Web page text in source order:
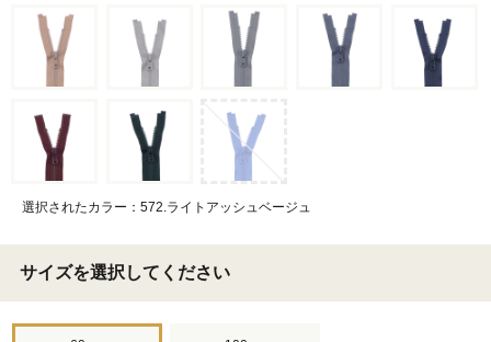
選択されたカラー：572.ライトアッシュベージュ
サイズを選択してください